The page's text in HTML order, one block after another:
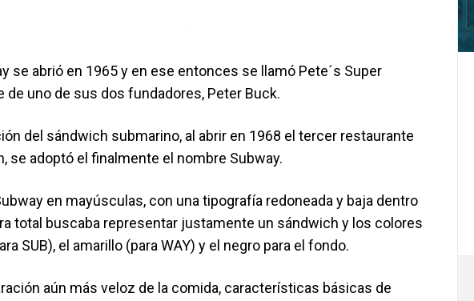
se abrió en 1965 y en ese entonces se llamó Pete´s Super
de uno de sus dos fundadores, Peter Buck.
del sándwich submarino, al abrir en 1968 el tercer restaurante
se adoptó el finalmente el nombre Subway.
en mayúsculas, con una tipografía redoneada y baja dentro
total buscaba representar justamente un sándwich y los colores
SUB), el amarillo (para WAY) y el negro para el fondo.
aún más veloz de la comida, características básicas de